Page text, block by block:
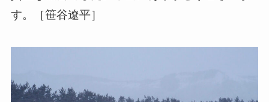
す。［笹谷遼平］